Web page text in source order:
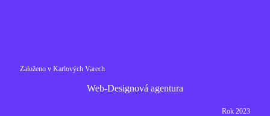
Založeno v Karlových Varech
Web-Designová agentura
Rok 2023